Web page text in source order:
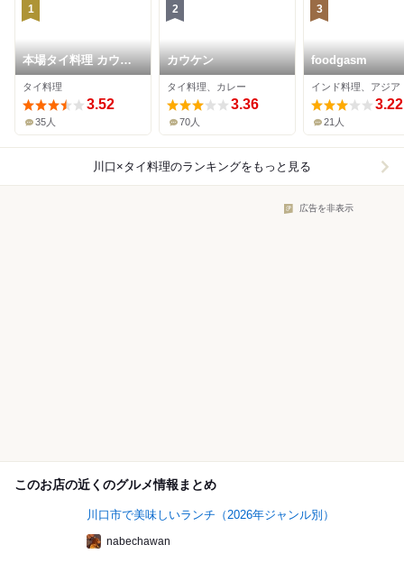
1
本場タイ料理 カウケ
ン 川口店
タイ料理
3.52
35人
2
カウケン
タイ料理、カレー
3.36
70人
3
foodgasm
3.22
21人
川口×タイ料理のランキングをもっと見る
広告を非表示
このお店の近くのグルメ情報まとめ
川口市で美味しいランチ（2026年ジャンル別）
nabechawan